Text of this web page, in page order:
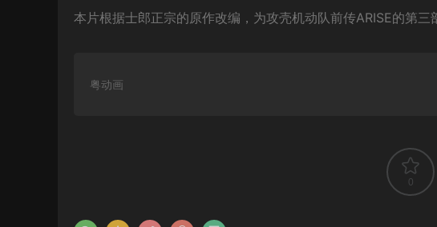
本片根据士郎正宗的原作改编，为攻壳机动队前传ARISE的第三
粤动画
0